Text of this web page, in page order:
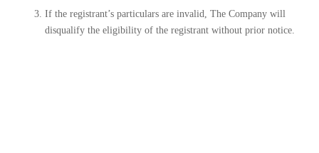
If the registrant’s particulars are invalid, The Company will
disqualify the eligibility of the registrant without prior notice.